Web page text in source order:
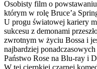
Osobisty film o
którym w rolę Bruce’a
U progu światowej kariery
sukcesu z demonami
zwrotnym w życiu Bossa i
najbardziej ponadczasowych
Państwo Rose na Blu-ray i
W tej cierpkiej czarnej